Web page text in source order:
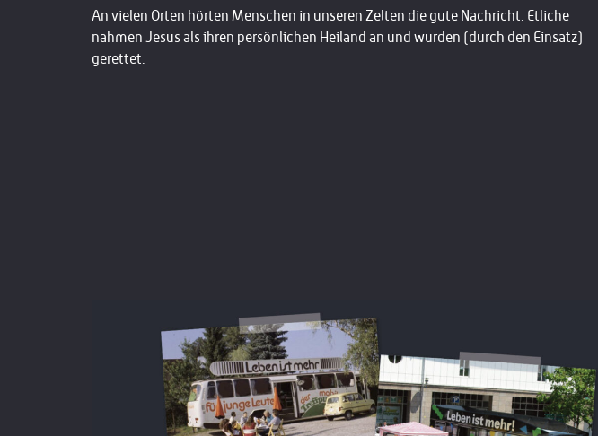
An vielen Orten hörten Menschen in unseren Zelten die gute Nachricht. Etliche
nahmen Jesus als ihren persönlichen Heiland an und wurden (durch den Einsatz)
gerettet.